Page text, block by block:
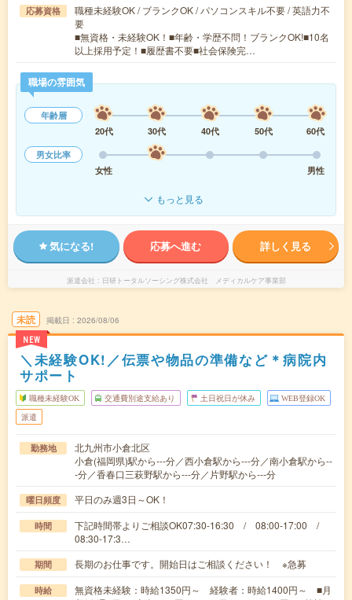
応募資格
職種未経験OK / ブランクOK / パソコンスキル不要 / 英語力不
要
■無資格・未経験OK！■年齢・学歴不問！ブランクOK!■10名
以上採用予定！■履歴書不要■社会保険完…
職場の雰囲気
年齢層
20代
30代 40代 50代
60代
男女比率
女性
男性
もっと見る
気になる! 応募へ進む 詳しく見る
派遣会社 日研トータルソーシング株式会社 メディカルケア事業部
未読
NEW
掲載日 2026/08/06
＼未経験OK!／伝票や物品の準備など＊病院内
サポート
職種未経験OK 交通費別途支給あり 土日祝日が休み WEB登録OK
派遣
勤務地
北九州市小倉北区
小倉(福岡県)駅から---分／西小倉駅から---分／南小倉駅から--
-分／香春口三萩野駅から---分／片野駅から---分
曜日頻度 平日のみ週3日～OK！
時間
下記時間帯よりご相談OK07:30-16:30 / 08:00-17:00 /
08:30-17:3…
期間 長期のお仕事です。開始日はご相談ください！ ※急募
時給
無資格未経験：時給1350円～ 経験者：時給1400円～ ■月